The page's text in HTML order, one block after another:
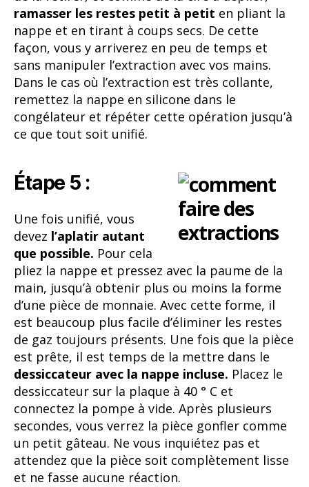
ramasser les restes petit à petit en pliant la
nappe et en tirant à coups secs. De cette
façon, vous y arriverez en peu de temps et
sans manipuler l’extraction avec vos mains.
Dans le cas où l’extraction est très collante,
remettez la nappe en silicone dans le
congélateur et répéter cette opération jusqu’à
ce que tout soit unifié.
Étape 5 :
Une fois unifié, vous
devez l’aplatir autant
que possible. Pour cela
pliez la nappe et pressez avec la paume de la
main, jusqu’à obtenir plus ou moins la forme
d’une pièce de monnaie. Avec cette forme, il
est beaucoup plus facile d’éliminer les restes
de gaz toujours présents. Une fois que la pièce
est prête, il est temps de la mettre dans le
dessiccateur avec la nappe incluse. Placez le
dessiccateur sur la plaque à 40 ° C et
connectez la pompe à vide. Après plusieurs
secondes, vous verrez la pièce gonfler comme
un petit gâteau. Ne vous inquiétez pas et
attendez que la pièce soit complètement lisse
et ne fasse aucune réaction.